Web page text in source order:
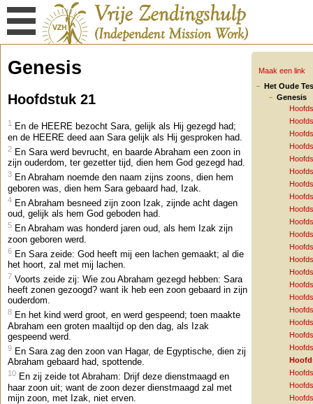
Maak een link
Het Oude
Genesis
Genesis
Hoofdstuk 21
1
En de HEERE bezocht Sara, gelijk als Hij gezegd had;
en de HEERE deed aan Sara gelijk als Hij gesproken had.
2 En Sara werd bevrucht, en baarde Abraham een zoon in
zijn ouderdom, ter gezetter tijd, dien hem God gezegd had.
3 En Abraham noemde den naam zijns zoons, dien hem
geboren was, dien hem Sara gebaard had, Izak.
4 En Abraham besneed zijn zoon Izak, zijnde acht dagen
oud, gelijk als hem God geboden had.
5 En Abraham was honderd jaren oud, als hem Izak zijn
zoon geboren werd.
6 En Sara zeide: God heeft mij een lachen gemaakt; al die
het hoort, zal met mij lachen.
7 Voorts zeide zij: Wie zou Abraham gezegd hebben: Sara
heeft zonen gezoogd? want ik heb een zoon gebaard in zijn
ouderdom.
8 En het kind werd groot, en werd gespeend; toen maakte
Abraham een groten maaltijd op den dag, als Izak
gespeend werd.
9 En Sara zag den zoon van Hagar, de Egyptische, dien zij
Abraham gebaard had, spottende.
10 En zij zeide tot Abraham: Drijf deze dienstmaagd en
haar zoon uit; want de zoon dezer dienstmaagd zal met
mijn zoon, met Izak, niet erven.